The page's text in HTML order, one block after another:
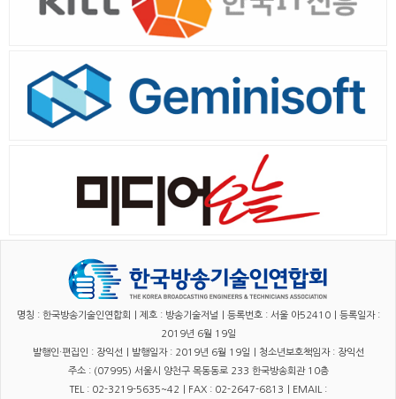
명칭 : 한국방송기술인연합회｜제호 : 방송기술저널｜등록번호 : 서울 아52410｜등록일자 :
2019년 6월 19일
발행인·편집인 : 장익선｜발행일자 : 2019년 6월 19일｜청소년보호책임자 : 장익선
주소 : (07995) 서울시 양천구 목동동로 233 한국방송회관 10층
TEL : 02-3219-5635~42｜FAX : 02-2647-6813｜EMAIL :